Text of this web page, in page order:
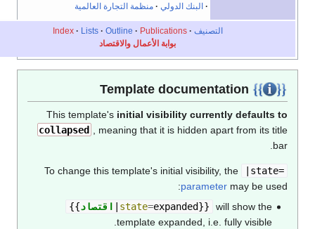
البنك الدولي
منظمة التجارة العالمية
التصنيف Index Lists Outline
Publications
بوابة الأعمال والاقتصاد
Template documentation
This template'sinitial visibility currently defaults to
collapsed , meaning that it is hidden apart from its title
To change this template's initial visibility, the |state=
parametermay be used:
{{اقتصاد|state=expanded}} will show the
template expanded, i.e. fully visible.